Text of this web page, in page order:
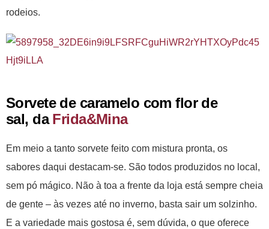
rodeios.
Sorvete de caramelo com flor de
sal, daFrida&Mina
Em meio a tanto sorvete feito com mistura pronta, os
sabores daqui destacam-se. São todos produzidos no local,
sem pó mágico. Não à toa a frente da loja está sempre cheia
de gente – às vezes até no inverno, basta sair um solzinho.
E a variedade mais gostosa é, sem dúvida, o que oferece